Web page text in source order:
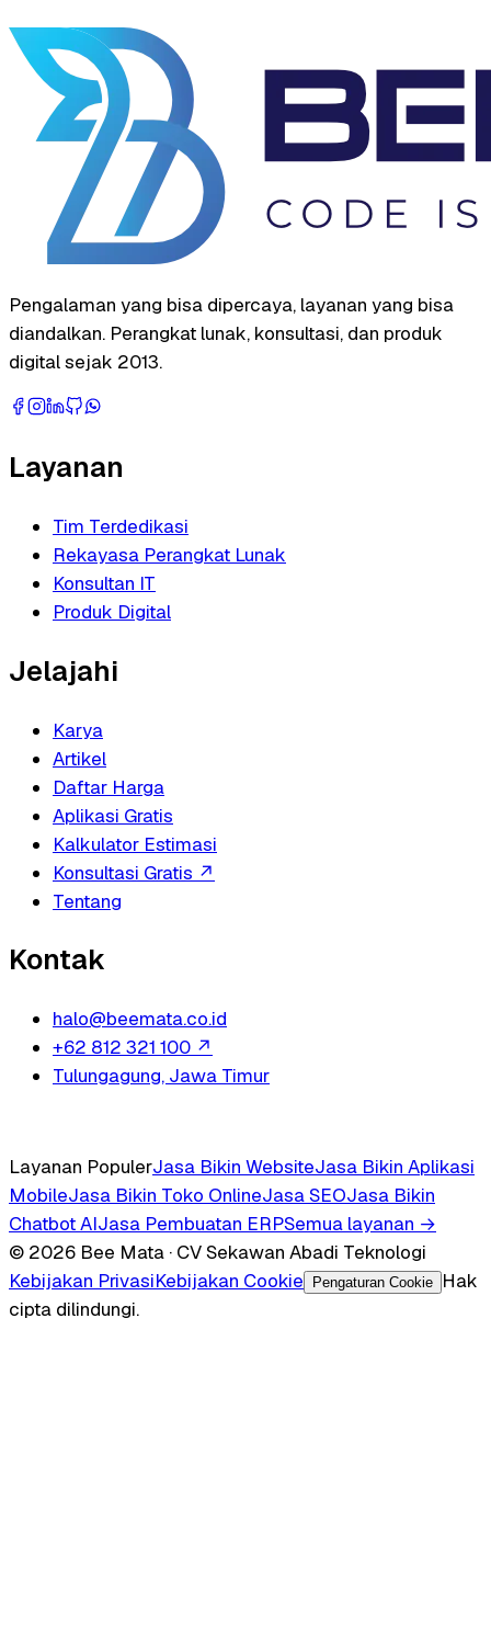
Pengalaman yang bisa dipercaya, layanan yang bisa
diandalkan. Perangkat lunak, konsultasi, dan produk
digital sejak 2013.
Layanan
Tim Terdedikasi
Rekayasa Perangkat Lunak
Konsultan IT
Produk Digital
Jelajahi
Karya
Artikel
Daftar Harga
Aplikasi Gratis
Kalkulator Estimasi
Konsultasi Gratis ↗
Tentang
Kontak
halo@beemata.co.id
+62 812 321 100 ↗
Tulungagung, Jawa Timur
Layanan PopulerJasa Bikin WebsiteJasa Bikin Aplikasi
MobileJasa Bikin Toko OnlineJasa SEOJasa Bikin
Chatbot AIJasa Pembuatan ERPSemua layanan →
© 2026 Bee Mata · CV Sekawan Abadi Teknologi
Kebijakan PrivasiKebijakan Cookie Pengaturan Cookie
Hak
cipta dilindungi.